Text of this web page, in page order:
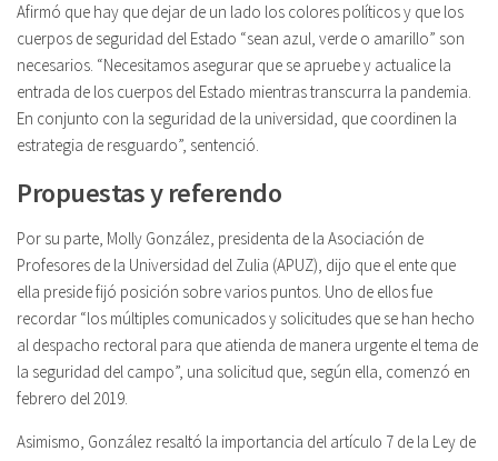
Afirmó que hay que dejar de un lado los colores políticos y que los
cuerpos de seguridad del Estado “sean azul, verde o amarillo” son
necesarios. “Necesitamos asegurar que se apruebe y actualice la
entrada de los cuerpos del Estado mientras transcurra la pandemia.
En conjunto con la seguridad de la universidad, que coordinen la
estrategia de resguardo”, sentenció.
Propuestas y referendo
Por su parte, Molly González, presidenta de la Asociación de
Profesores de la Universidad del Zulia (APUZ), dijo que el ente que
ella preside fijó posición sobre varios puntos. Uno de ellos fue
recordar “los múltiples comunicados y solicitudes que se han hecho
al despacho rectoral para que atienda de manera urgente el tema de
la seguridad del campo”, una solicitud que, según ella, comenzó en
febrero del 2019.
Asimismo, González resaltó la importancia del artículo 7 de la Ley de